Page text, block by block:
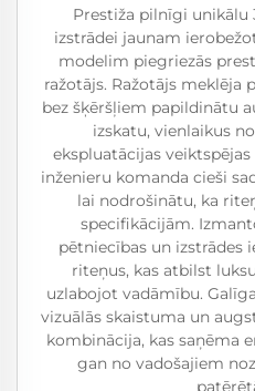
Prestiža pilnīgi
izstrādei jaunam
modelim piegriezās
ražotājs. Ražotājs meklēja
bez šķēršļiem papildinātu
izskatu, vienlaikus
ekspluatācijas
inženieru komanda cieši
lai nodrošinātu, ka
specifikācijām.
pētniecības un izstrādes
riteņus, kas atbilst
uzlabojot vadāmību.
vizuālās skaistuma un
kombinācija, kas saņēma
gan no vadošajiem